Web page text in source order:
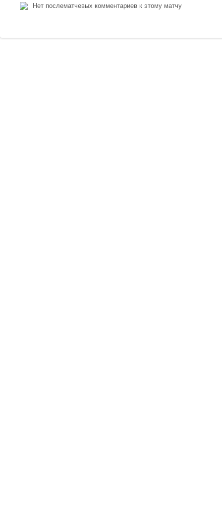
Нет послематчевых комментариев к этому матчу